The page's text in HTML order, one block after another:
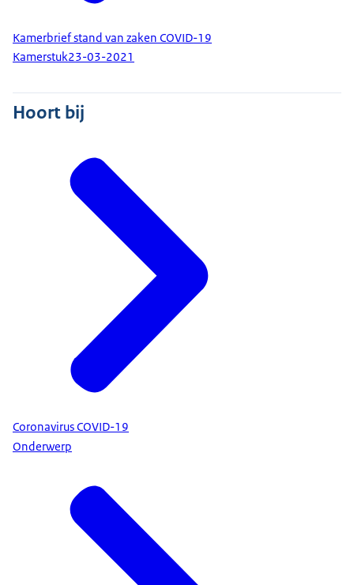
Kamerbrief stand van zaken COVID-19
Kamerstuk23-03-2021
Hoort bij
Coronavirus COVID-19
Onderwerp